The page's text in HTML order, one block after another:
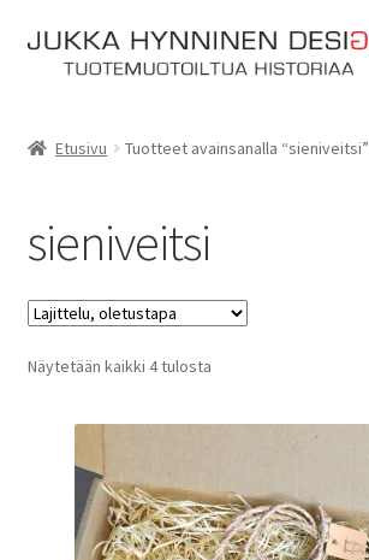
Siirry
navigointiin
Siirry
sisältöön
Yhteydenotto
Myymälä
Verkkokauppa
Kassa
Ostoskori
Etusivu Tuotteet avainsanalla “sieniveitsi”
sieniveitsi
Näytetään kaikki 4 tulosta